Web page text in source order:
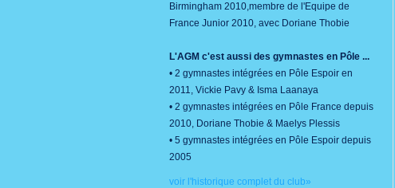
Birmingham 2010,membre de l'Equipe de
France Junior 2010, avec Doriane Thobie
L'AGM c'est aussi des gymnastes en Pôle ...
• 2 gymnastes intégrées en Pôle Espoir en
2011, Vickie Pavy & Isma Laanaya
• 2 gymnastes intégrées en Pôle France depuis
2010, Doriane Thobie & Maelys Plessis
• 5 gymnastes intégrées en Pôle Espoir depuis
2005
voir l'historique complet du club»